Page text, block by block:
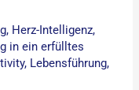
, Herz-Intelligenz,
in ein erfülltes
, Lebensführung,